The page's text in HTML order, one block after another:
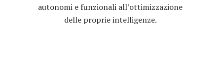
autonomi e funzionali all’ottimizzazione
delle proprie intelligenze.